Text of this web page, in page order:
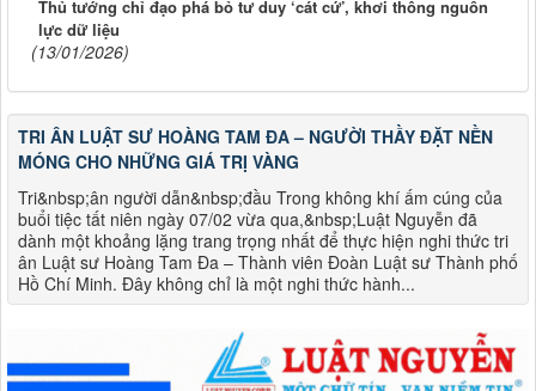
Thủ tướng chỉ đạo phá bỏ tư duy ‘cát cứ’, khơi thông nguồn
lực dữ liệu
(13/01/2026)
TRI ÂN LUẬT SƯ HOÀNG TAM ĐA – NGƯỜI THẦY ĐẶT NỀN
MÓNG CHO NHỮNG GIÁ TRỊ VÀNG
Tri&nbsp;ân người dẫn&nbsp;đầu Trong không khí ấm cúng của
buổi tiệc tất niên ngày 07/02 vừa qua,&nbsp;Luật Nguyễn đã
dành một khoảng lặng trang trọng nhất để thực hiện nghi thức tri
ân Luật sư Hoàng Tam Đa – Thành viên Đoàn Luật sư Thành phố
Hồ Chí Minh. Đây không chỉ là một nghi thức hành...